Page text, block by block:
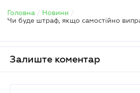
Головна / Новини /
Залиште коментар